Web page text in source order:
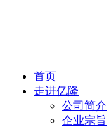
首页
走进亿隆
公司简介
企业宗旨